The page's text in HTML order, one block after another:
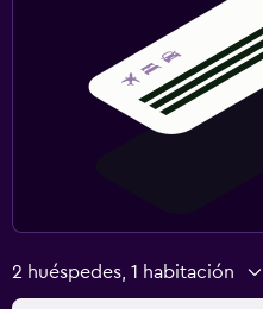
2 huéspedes, 1 habitación